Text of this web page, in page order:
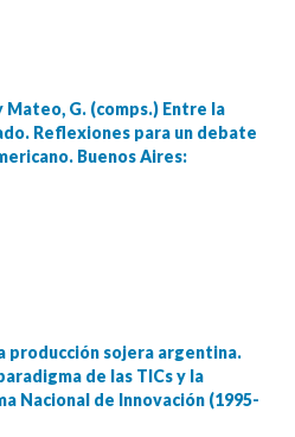
Mateo, G. (comps.) Entre la
Reflexiones para un debate
Buenos Aires:
producción sojera argentina.
de las TICs y la
Nacional de Innovación (1995-